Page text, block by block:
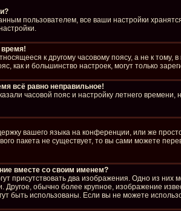
пользователем, все ваши настройки
к другому часовому поясу, а не к тому,
как и большинство настроек, могут только
всё равно неправильное!
часовой пояс и настройку летнего
вашего языка на конференции, или же
пакета не существует, то вы сами можете
вместе со своим именем?
присутствовать два изображения. Одно из
обычно более крупное, изображение
быть использованы. Если вы не можете